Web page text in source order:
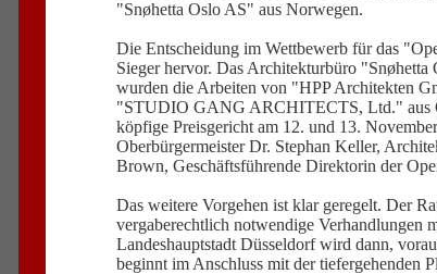
"Snøhetta Oslo AS" aus Norwegen.
Die Entscheidung im Wettbewerb für das
Sieger hervor. Das Architekturbüro
wurden die Arbeiten von "HPP Architekten
"STUDIO GANG ARCHITECTS, Ltd." aus
köpfige Preisgericht am 12. und 13.
Oberbürgermeister Dr. Stephan Keller,
Brown, Geschäftsführende Direktorin der
Das weitere Vorgehen ist klar geregelt. Der
vergaberechtlich notwendige Verhandlungen
Landeshauptstadt Düsseldorf wird dann,
beginnt im Anschluss mit der tiefergehenden